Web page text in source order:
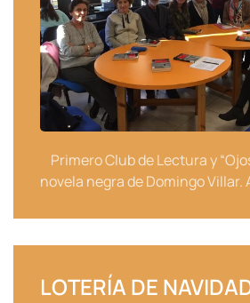
Primero Club de Lectura y
novela negra de Domingo Villar.
LOTERÍA DE